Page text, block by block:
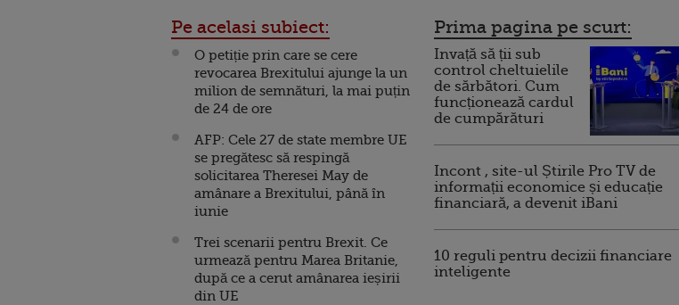
Pe acelasi subiect:
O petiție prin care se cere
revocarea Brexitului ajunge la un
milion de semnături, la mai puțin
de 24 de ore
AFP: Cele 27 de state membre UE
se pregătesc să respingă
solicitarea Theresei May de
amânare a Brexitului, până în
iunie
Trei scenarii pentru Brexit. Ce
urmează pentru Marea Britanie,
după ce a cerut amânarea ieșirii
din UE
Prima pagina pe scurt:
Invață să ții sub
control cheltuielile
de sărbători. Cum
funcționează cardul
de cumpărături
Incont , site-ul Știrile Pro TV de
informații economice și educație
financiară, a devenit iBani
10 reguli pentru decizii financiare
inteligente